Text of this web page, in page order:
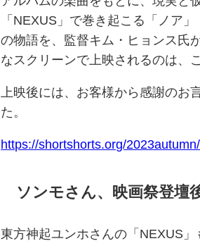
「NEXUS」で巻き起こる「ノア
の物語を、監督キム・ヒョンス氏
なスクリーンで上映されるのは、
上映後には、お客様から感謝のお
た。
https://shortshorts.org/
ソンモさん、映画祭登壇
東方神起ユンホさんの「NEXUS